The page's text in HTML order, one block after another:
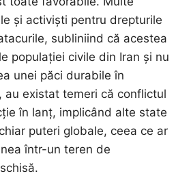
și activiști pentru drepturile
subliniind că acestea
populației civile din Iran și nu
unei păci durabile în
au existat temeri că conflictul
în lanț, implicând alte state
puteri globale, ceea ce ar
într-un teren de